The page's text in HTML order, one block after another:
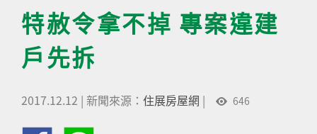
特赦令拿不掉 專案違建
戶先拆
2017.12.12 | 新聞來源： 住展房屋網 | 646